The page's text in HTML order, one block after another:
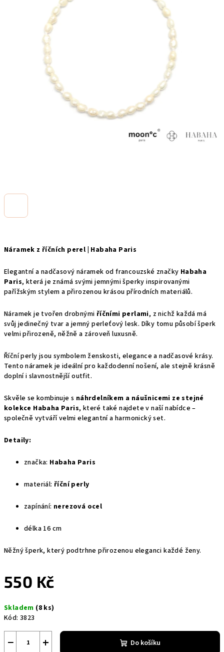
Náramek z říčních perel | Habaha Paris
Elegantní a nadčasový náramek od francouzské značky Habaha
Paris, která je známá svými jemnými šperky inspirovanými
pařížským stylem a přirozenou krásou přírodních materiálů.
Náramek je tvořen drobnými říčními perlami, z nichž každá má
svůj jedinečný tvar a jemný perleťový lesk. Díky tomu působí šperk
velmi přirozeně, něžně a zároveň luxusně.
Říční perly jsou symbolem ženskosti, elegance a nadčasové krásy.
Tento náramek je ideální pro každodenní nošení, ale stejně krásně
doplní i slavnostnější outfit.
Skvěle se kombinuje s náhrdelníkem a náušnicemi ze stejné
kolekce Habaha Paris, které také najdete v naší nabídce –
společně vytváří velmi elegantní a harmonický set.
Detaily:
značka: Habaha Paris
materiál: říční perly
zapínání: nerezová ocel
délka 16 cm
Něžný šperk, který podtrhne přirozenou eleganci každé ženy.
550 Kč
cena:
Skladem (8 ks)
Kód: 3823
+
− Do košíku